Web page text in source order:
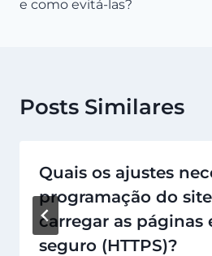
e como evitá-las?
Posts Similares
Quais os ajustes
programação do
carregar as páginas
seguro (HTTPS)?